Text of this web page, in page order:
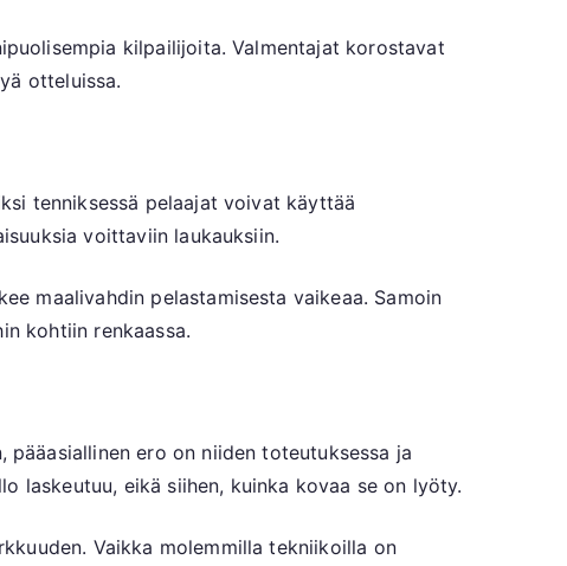
kilpailijoita. Valmentajat korostavat
otteluissa.
tenniksessä pelaajat voivat käyttää
voittaviin laukauksiin.
maalivahdin pelastamisesta vaikeaa. Samoin
kohtiin renkaassa.
ero on niiden toteutuksessa ja
laskeutuu, eikä siihen, kuinka kovaa se on lyöty.
Vaikka molemmilla tekniikoilla on